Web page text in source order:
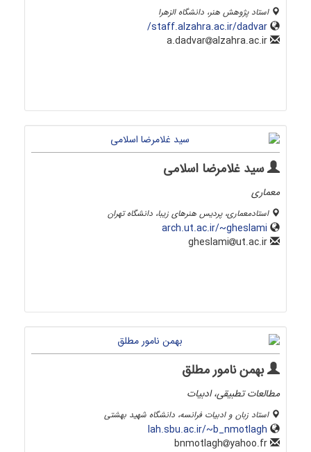
استاد پژوهش هنر، دانشگاه الزهرا
staff.alzahra.ac.ir/dadvar/
alzahra.ac.ir
سید غلامرضا اسلامی
معماری
استادمعماری، پردیس هنرهای زیبا، دانشگاه تهران
arch.ut.ac.ir/~gheslami
ut.ac.ir
بهمن نامور مطلق
مطالعات تطبیقی، ادبیات
استاد زبان و ادبیات فرانسه، دانشگاه شهید بهشتی
lah.sbu.ac.ir/~b_nmotlagh
yahoo.fr